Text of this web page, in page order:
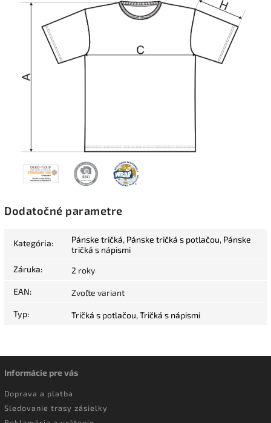
Dodatočné parametre
Kategória: Pánske tričká, Pánske tričká s potlačou, Pánske
tričká s nápismi
Záruka: 2 roky
EAN: Zvoľte variant
Typ: Tričká s potlačou, Tričká s nápismi
Informácie pre vás
Doprava a platba
Sledovanie trasy zásielky